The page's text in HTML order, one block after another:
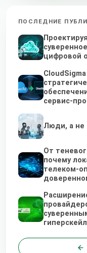
ПОСЛЕДНИЕ
цифровой
сервис-
Люди, а не
От
почему
телеком-